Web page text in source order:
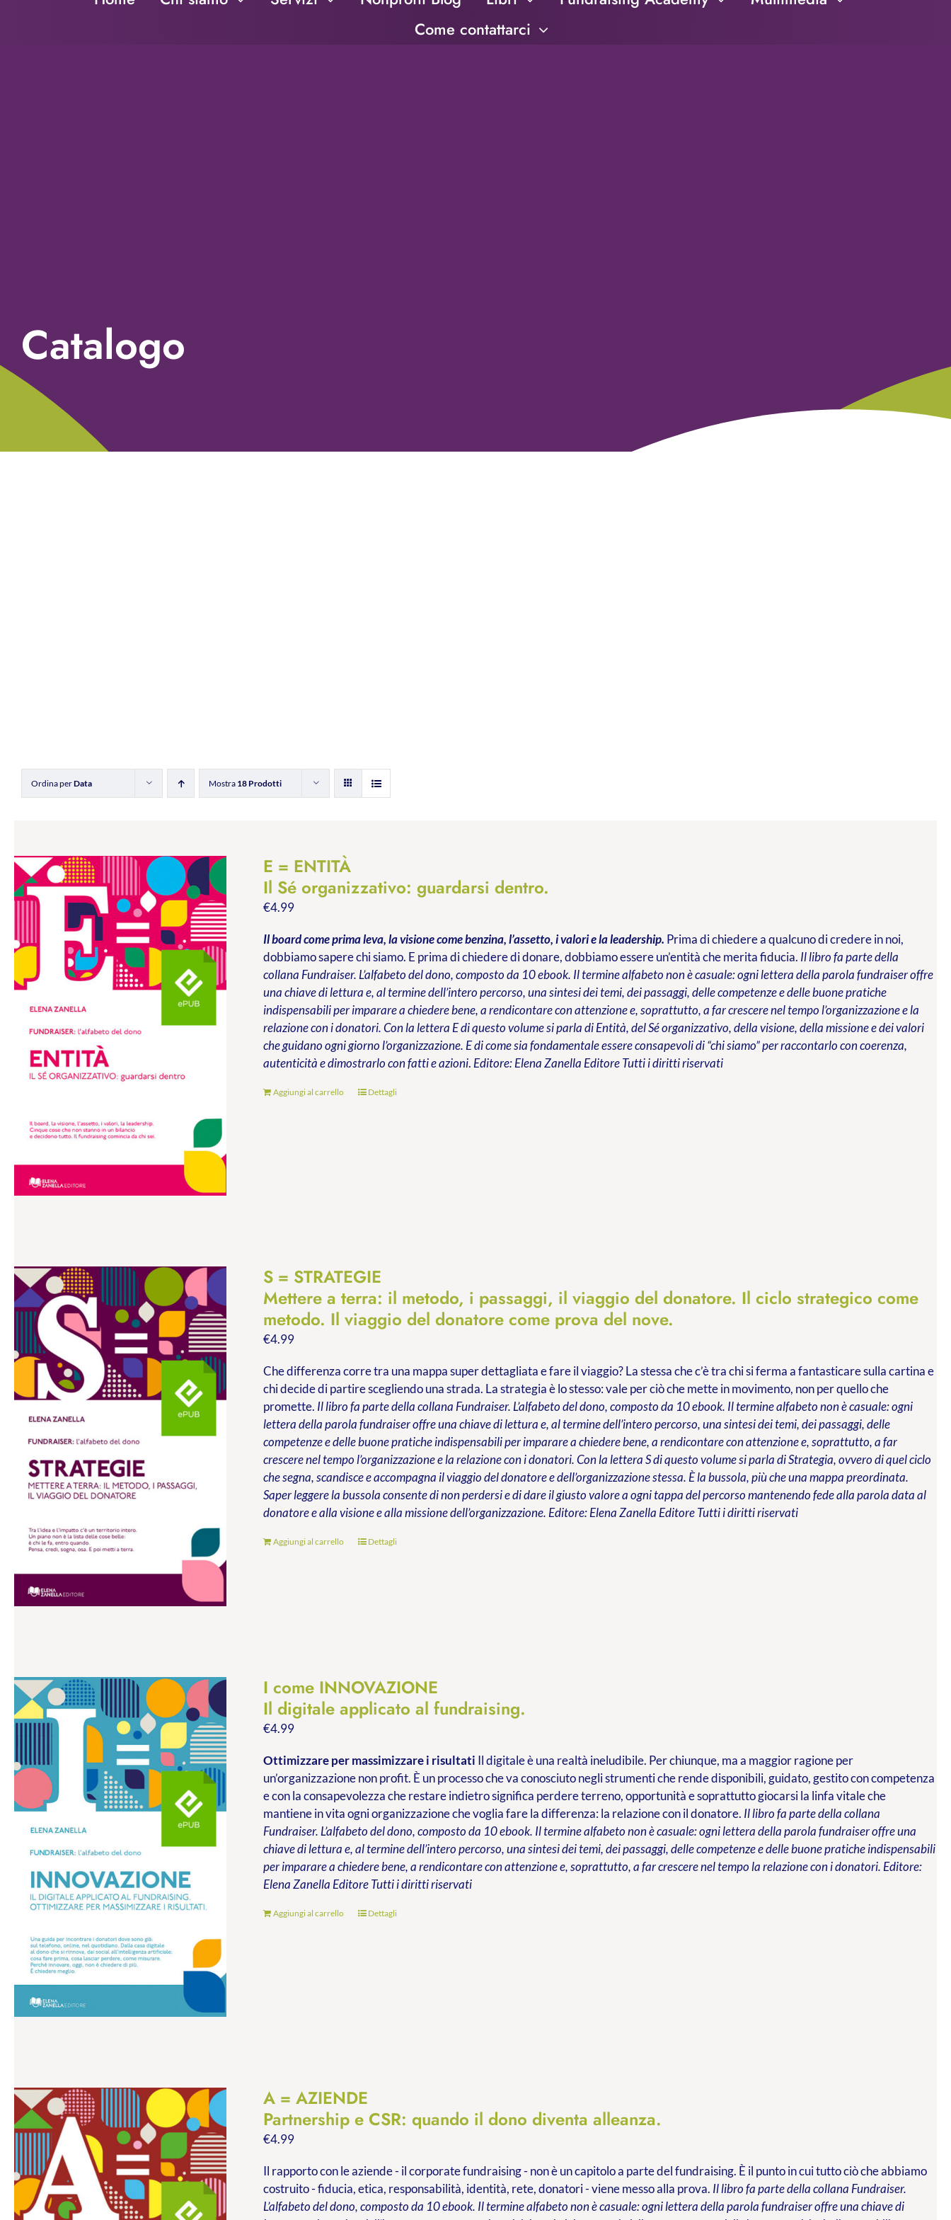
Come contattarci
Catalogo
Ordina perData Mostra 18 Prodotti
E = ENTITÀ
Il Sé organizzativo: guardarsi dentro.
€4.99
Il board come prima leva, la visione come benzina, l’assetto, i valori e la leadership. Prima di chiedere a qualcuno di credere in noi,
dobbiamo sapere chi siamo. E prima di chiedere di donare, dobbiamo essere un’entità che merita fiducia. Il libro fa parte della
collana Fundraiser. L’alfabeto del dono, composto da 10 ebook. Il termine alfabeto non è casuale: ogni lettera della parola fundraiser offre
una chiave di lettura e, al termine dell’intero percorso, una sintesi dei temi, dei passaggi, delle competenze e delle buone pratiche
indispensabili per imparare a chiedere bene, a rendicontare con attenzione e, soprattutto, a far crescere nel tempo l’organizzazione e la
relazione con i donatori. Con la lettera E di questo volume si parla di Entità, del Sé organizzativo, della visione, della missione e dei valori
che guidano ogni giorno l’organizzazione. E di come sia fondamentale essere consapevoli di “chi siamo” per raccontarlo con coerenza,
autenticità e dimostrarlo con fatti e azioni. Editore: Elena Zanella EditoreTutti i diritti riservati
Aggiungi al carrello Dettagli
S = STRATEGIE
Mettere a terra: il metodo, i passaggi, il viaggio del donatore. Il ciclo strategico come
metodo. Il viaggio del donatore come prova del nove.
€4.99
Che differenza corre tra una mappa super dettagliata e fare il viaggio? La stessa che c’è tra chi si ferma a fantasticare sulla cartina e
chi decide di partire scegliendo una strada. La strategia è lo stesso: vale per ciò che mette in movimento, non per quello che
promette. Il libro fa parte della collana Fundraiser. L’alfabeto del dono, composto da 10 ebook. Il termine alfabeto non è casuale: ogni
lettera della parola fundraiser offre una chiave di lettura e, al termine dell’intero percorso, una sintesi dei temi, dei passaggi, delle
competenze e delle buone pratiche indispensabili per imparare a chiedere bene, a rendicontare con attenzione e, soprattutto, a far
crescere nel tempo l’organizzazione e la relazione con i donatori. Con la lettera S di questo volume si parla di Strategia, ovvero di quel ciclo
che segna, scandisce e accompagna il viaggio del donatore e dell’organizzazione stessa. È la bussola, più che una mappa preordinata.
Saper leggere la bussola consente di non perdersi e di dare il giusto valore a ogni tappa del percorso mantenendo fede alla parola data al
donatore e alla visione e alla missione dell’organizzazione. Editore: Elena Zanella EditoreTutti i diritti riservati
Aggiungi al carrello Dettagli
I come INNOVAZIONE
Il digitale applicato al fundraising.
€4.99
Ottimizzare per massimizzare i risultati Il digitale è una realtà ineludibile. Per chiunque, ma a maggior ragione per
un’organizzazione non profit. È un processo che va conosciuto negli strumenti che rende disponibili, guidato, gestito con competenza
e con la consapevolezza che restare indietro significa perdere terreno, opportunità e soprattutto giocarsi la linfa vitale che
mantiene in vita ogni organizzazione che voglia fare la differenza: la relazione con il donatore. Il libro fa parte della collana
Fundraiser. L’alfabeto del dono, composto da 10 ebook. Il termine alfabeto non è casuale: ogni lettera della parola fundraiser offre una
chiave di lettura e, al termine dell’intero percorso, una sintesi dei temi, dei passaggi, delle competenze e delle buone pratiche indispensabili
per imparare a chiedere bene, a rendicontare con attenzione e, soprattutto, a far crescere nel tempo la relazione con i donatori. Editore:
Elena Zanella EditoreTutti i diritti riservati
Aggiungi al carrello Dettagli
A = AZIENDE
Partnership e CSR: quando il dono diventa alleanza.
€4.99
Il rapporto con le aziende - il corporate fundraising - non è un capitolo a parte del fundraising. È il punto in cui tutto ciò che abbiamo
costruito - fiducia, etica, responsabilità, identità, rete, donatori - viene messo alla prova. Il libro fa parte della collana Fundraiser.
L’alfabeto del dono, composto da 10 ebook. Il termine alfabeto non è casuale: ogni lettera della parola fundraiser offre una chiave di